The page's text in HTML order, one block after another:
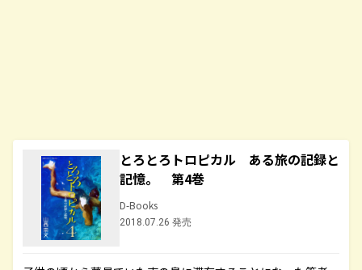
とろとろトロピカル ある旅の記録と
記憶。 第4巻
D-Books
2018.07.26 発売